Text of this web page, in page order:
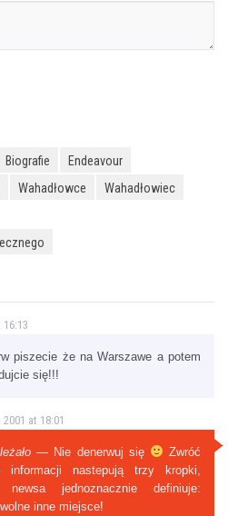
Biografie
Endeavour
Wahadłowce
Wahadłowiec
piszecie że na Warszawe a potem
się!!!
at 18:01
— Nie denerwuj się
Zwróć
nastepują trzy kropki,
jednoznacznie definiuje:
inne miejsce!